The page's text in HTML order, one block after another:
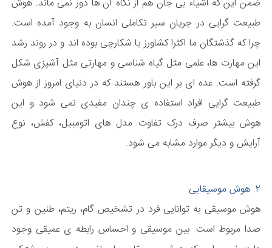
ضمن این که اشیاء بی جان هم از نگاه آن ها دور نمی ماند. هوش
طبیعت گرایی در جریان سیر تکاملی انسان به وجود آمده است.
چرا که گذشتگان ما اکثرا کشاورز یا شکارچی بوده اند و در روند رشد
این مهارت ها، علمی مثل گیاه شناسی و مهارتی مثل آشپزی شکل
گرفته است. عده ای بر این باور هستند که در دنیای امروز از هوش
طبیعت گرایی افراد استفاده ی چندان مفیدی نمی شود و این
هوش بیشتر صرف درک تفاوت مدل های اتومبیل، کفش، نوع
آرایش و دیگر موارد مشابه می شود.
۲. هوش موسیقایی
هوش موسیقی به توانایی فرد در تشخیص گام، ریتم، طنین و تن
صدا مربوط است. بین موسیقی و احساس رابطه ی عمیقی وجود